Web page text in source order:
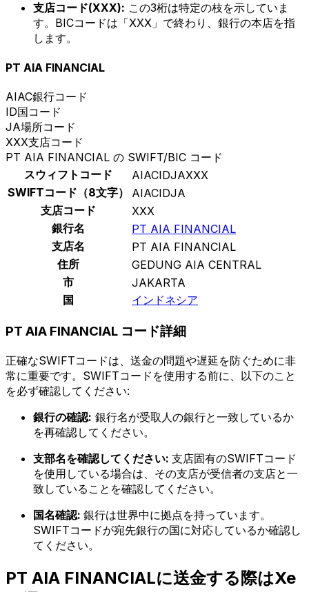
支店コード(XXX): この3桁は特定の枝を示していま
す。BICコードは「XXX」で終わり、銀行の本店を指
します。
PT AIA FINANCIAL
AIAC銀行コード
ID国コード
JA場所コード
XXX支店コード
PT AIA FINANCIAL の SWIFT/BIC コード
スウィフトコード
AIACIDJAXXX
SWIFTコード（8文字）
AIACIDJA
支店コード
XXX
銀行名
PT AIA FINANCIAL
支店名
PT AIA FINANCIAL
住所
GEDUNG AIA CENTRAL
市
JAKARTA
国
インドネシア
PT AIA FINANCIAL コード詳細
正確なSWIFTコードは、送金の問題や遅延を防ぐために非
常に重要です。SWIFTコードを使用する前に、以下のこと
を必ず確認してください:
銀行の確認: 銀行名が受取人の銀行と一致しているか
を再確認してください。
支部名を確認してください: 支店固有のSWIFTコード
を使用している場合は、その支店が受信者の支店と一
致していることを確認してください。
国名確認: 銀行は世界中に拠点を持っています。
SWIFTコードが宛先銀行の国に対応しているか確認し
てください。
PT AIA FINANCIALに送金する際はXe